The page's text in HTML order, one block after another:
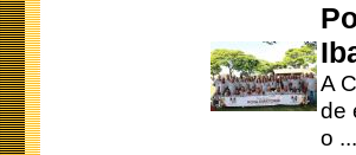
A
de
o ...